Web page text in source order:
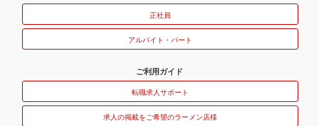
正社員
アルバイト・パート
ご利用ガイド
転職求人サポート
求人の掲載をご希望のラーメン店様